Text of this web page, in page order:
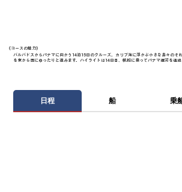
《​コースの魅力》
バルバドスからパナマに向かう14泊15日のクルーズ。カリブ海に浮かぶ小さな島々のそ
を東から西にゆったりと進みます。ハイライトは14日目、帆船に乗ってパナマ運河を通過
日程 船 乗